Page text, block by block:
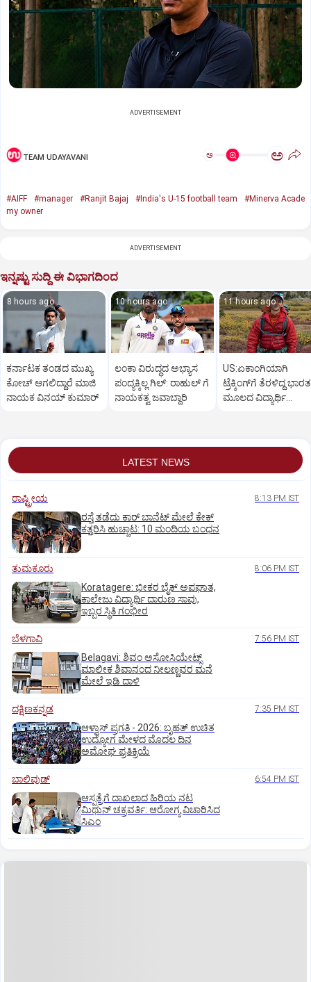
ADVERTISEMENT
TEAM UDAYAVANI ಅ ಅ
#AIFF #manager #Ranjit Bajaj #India's U-15 football team
#Minerva Acade
my owner
ADVERTISEMENT
ಇನ್ನಷ್ಟು ಸುದ್ದಿ ಈ ವಿಭಾಗದಿಂದ
8 hours ago
ಕರ್ನಾಟಕ ತಂಡದ ಮುಖ್ಯ
ಕೋಚ್‌ ಆಗಲಿದ್ದಾರೆ ಮಾಜಿ
ನಾಯಕ ವಿನಯ್‌ ಕುಮಾರ್
10 hours ago
ಲಂಕಾ ವಿರುದ್ಧದ ಅಭ್ಯಾಸ
ಪಂದ್ಯಕ್ಕಿಲ್ಲ ಗಿಲ್:‌ ರಾಹುಲ್‌ ಗೆ
ನಾಯಕತ್ವ ಜವಾಬ್ದಾರಿ
11 hours ago
US:ಏಕಾಂಗಿಯಾಗಿ
ಟ್ರೆಕ್ಕಿಂಗ್‌ಗೆ ತೆರಳಿದ್ದ ಭಾರತ
ಮೂಲದ ವಿದ್ಯಾರ್ಥಿ
LATEST NEWS
ರಾಷ್ಟ್ರೀಯ 8:13 PM IST
ರಸ್ತೆ ತಡೆದು ಕಾರ್ ಬಾನೆಟ್ ಮೇಲೆ ಕೇಕ್
ಕತ್ತರಿಸಿ ಹುಚ್ಚಾಟ: 10 ಮಂದಿಯ ಬಂಧನ
ತುಮಕೂರು 8:06 PM IST
Koratagere: ಭೀಕರ ಬೈಕ್ ಅಪಘಾತ,
ಕಾಲೇಜು ವಿದ್ಯಾರ್ಥಿ ದಾರುಣ ಸಾವು,
ಇಬ್ಬರ ಸ್ಥಿತಿ ಗಂಭೀರ
ಬೆಳಗಾವಿ 7:56 PM IST
Belagavi: ಶಿವಂ ಅಸೋಸಿಯೇಟ್ಸ್
ಮಾಲೀಕ ಶಿವಾನಂದ ನೀಲಣ್ಣವರ ಮನೆ
ಮೇಲೆ ಇಡಿ‌ ದಾಳಿ
ದಕ್ಷಿಣಕನ್ನಡ 7:35 PM IST
ಆಳ್ವಾಸ್‌ ಪ್ರಗತಿ - 2026: ಬೃಹತ್ ಉಚಿತ
ಉದ್ಯೋಗ ಮೇಳದ ಮೊದಲ ದಿನ
ಅಮೋಘ ಪ್ರತಿಕ್ರಿಯೆ
ಬಾಲಿವುಡ್‌ 6:54 PM IST
ಆಸ್ಪತ್ರೆಗೆ ದಾಖಲಾದ ಹಿರಿಯ ನಟ
ಮಿಥುನ್ ಚಕ್ರವರ್ತಿ: ಆರೋಗ್ಯ ವಿಚಾರಿಸಿದ
ಸಿಎಂ